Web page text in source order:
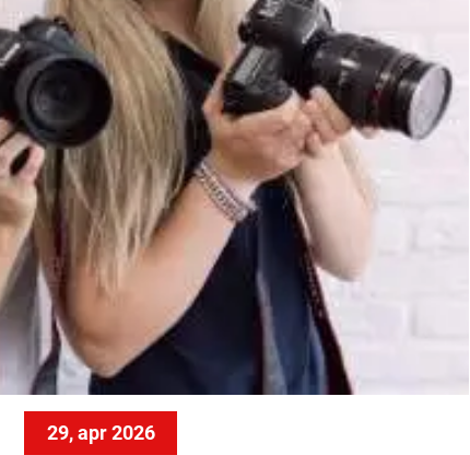
29, apr 2026